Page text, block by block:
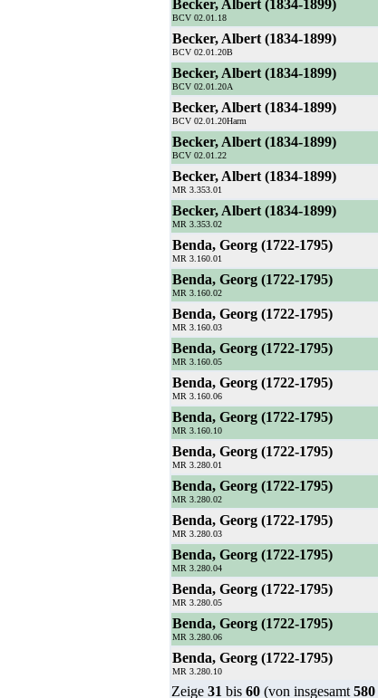
Becker, Albert (1834-1899)
BCV 02.01.18
Becker, Albert (1834-1899)
BCV 02.01.20B
Becker, Albert (1834-1899)
BCV 02.01.20A
Becker, Albert (1834-1899)
BCV 02.01.20Harm
Becker, Albert (1834-1899)
BCV 02.01.22
Becker, Albert (1834-1899)
MR 3.353.01
Becker, Albert (1834-1899)
MR 3.353.02
Benda, Georg (1722-1795)
MR 3.160.01
Benda, Georg (1722-1795)
MR 3.160.02
Benda, Georg (1722-1795)
MR 3.160.03
Benda, Georg (1722-1795)
MR 3.160.05
Benda, Georg (1722-1795)
MR 3.160.06
Benda, Georg (1722-1795)
MR 3.160.10
Benda, Georg (1722-1795)
MR 3.280.01
Benda, Georg (1722-1795)
MR 3.280.02
Benda, Georg (1722-1795)
MR 3.280.03
Benda, Georg (1722-1795)
MR 3.280.04
Benda, Georg (1722-1795)
MR 3.280.05
Benda, Georg (1722-1795)
MR 3.280.06
Benda, Georg (1722-1795)
MR 3.280.10
Zeige 31 bis 60 (von insgesamt 580